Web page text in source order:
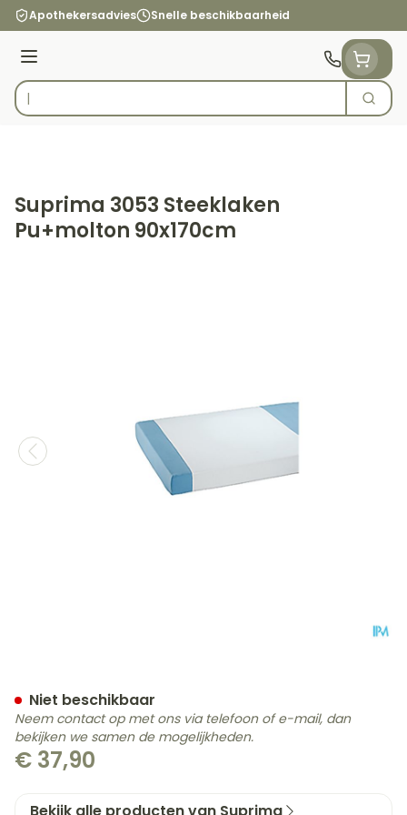
Ga naar de inhoud
Apothekersadvies Snelle beschikbaarheid
Menu
Product, merk, categorie...
Zoek
Suprima 3053 Steeklaken
Pu+molton 90x170cm
€ 37,90
Niet beschikbaar
Neem contact op met ons via telefoon of e-mail, dan
bekijken we samen de mogelijkheden.